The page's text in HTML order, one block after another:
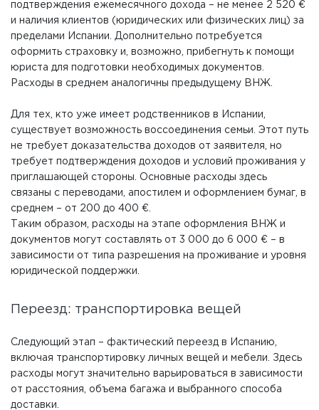
подтверждения ежемесячного дохода – не менее 2 520 €
и наличия клиентов (юридических или физических лиц) за
пределами Испании. Дополнительно потребуется
оформить страховку и, возможно, прибегнуть к помощи
юриста для подготовки необходимых документов.
Расходы в среднем аналогичны предыдущему ВНЖ.
Для тех, кто уже имеет родственников в Испании,
существует возможность воссоединения семьи. Этот путь
не требует доказательства доходов от заявителя, но
требует подтверждения доходов и условий проживания у
приглашающей стороны. Основные расходы здесь
связаны с переводами, апостилем и оформлением бумаг, в
среднем – от 200 до 400 €.
Таким образом, расходы на этапе оформления ВНЖ и
документов могут составлять от 3 000 до 6 000 € – в
зависимости от типа разрешения на проживание и уровня
юридической поддержки.
Переезд: транспортировка вещей
Следующий этап – фактический переезд в Испанию,
включая транспортировку личных вещей и мебели. Здесь
расходы могут значительно варьироваться в зависимости
от расстояния, объема багажа и выбранного способа
доставки.